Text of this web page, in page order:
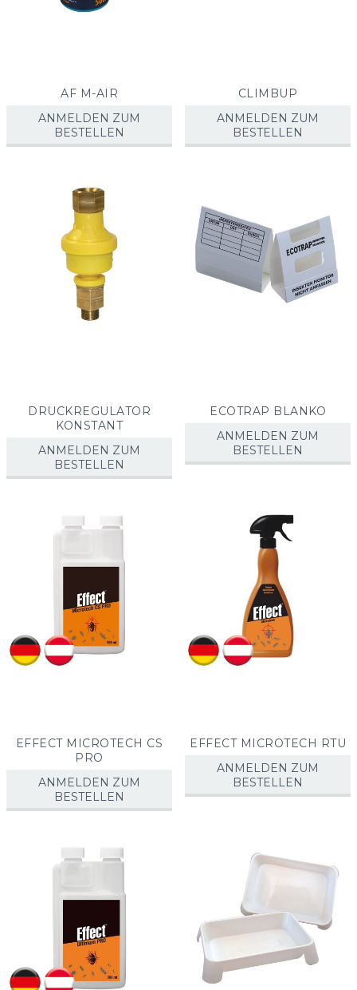
AF M-AIR
ANMELDEN ZUM
BESTELLEN
CLIMBUP
ANMELDEN ZUM
BESTELLEN
DRUCKREGULATOR
KONSTANT
ANMELDEN ZUM
BESTELLEN
ECOTRAP BLANKO
ANMELDEN ZUM
BESTELLEN
EFFECT MICROTECH CS
PRO
ANMELDEN ZUM
BESTELLEN
EFFECT MICROTECH RTU
ANMELDEN ZUM
BESTELLEN